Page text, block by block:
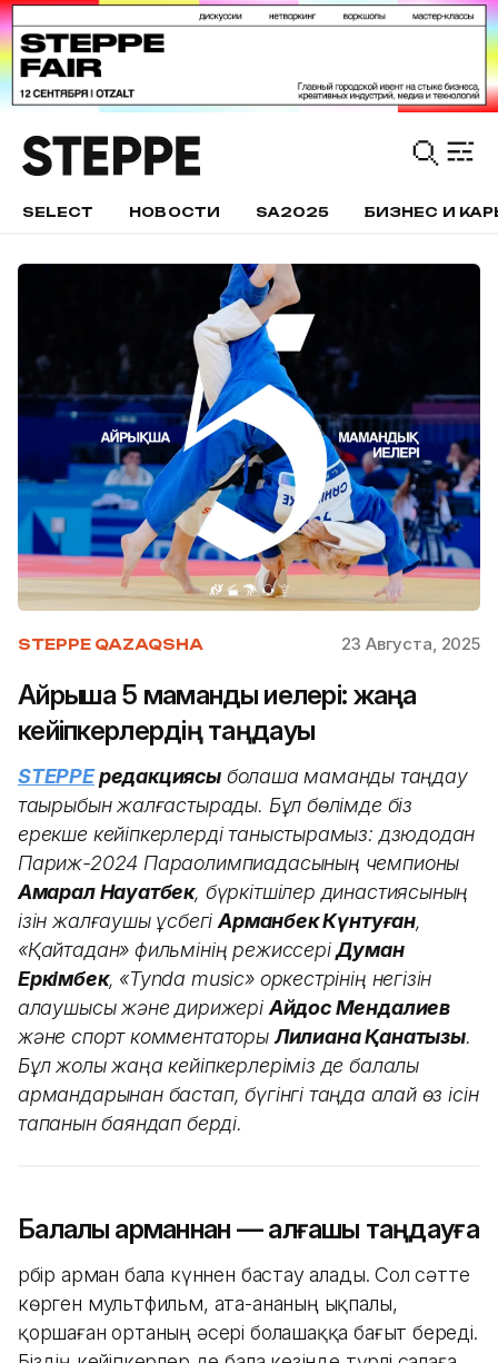
SELECT НОВОСТИ SA2025 БИЗНЕС И
STEPPE QAZAQSHA 23 Августа, 2025
Айрықша 5 мамандық иелері: жаңа
кейіпкерлердің таңдауы
STEPPEредакциясыболашақ мамандық таңдау
тақырыбын жалғастырады. Бұл бөлімде біз
ерекше кейіпкерлерді таныстырамыз: дзюдодан
Париж-2024 Параолимпиадасының чемпионы
Ақмарал Науатбек, бүркітшілер династиясының
ізін жалғаушы құсбегіАрманбек Күнтуған,
«Қайтадан» фильмінің режиссеріДуман
Еркімбек, «Tynda music» оркестрінің негізін
қалаушысы және дирижері Айдос Мендалиев
және спорт комментаторы Лилиана Қанатқызы.
Бұл жолы жаңа кейіпкерлеріміз де балалық
армандарынан бастап, бүгінгі таңда қалай өз ісін
тапқанын баяндап берді.
Балалық арманнан — алғашқы таңдауға
Әрбір арман бала күннен бастау алады. Сол сәтте
көрген мультфильм, ата-ананың ықпалы,
қоршаған ортаның әсері болашаққа бағыт береді.